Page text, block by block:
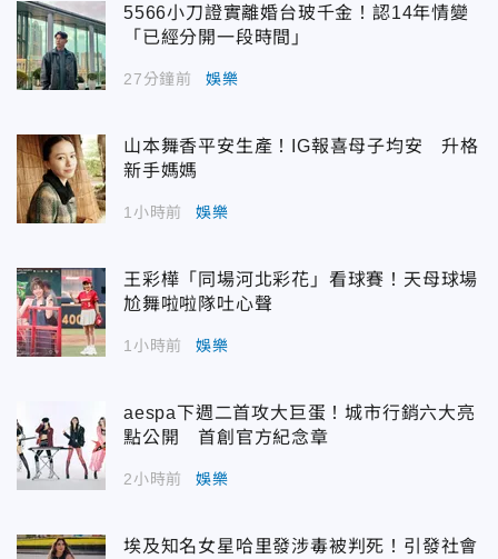
5566小刀證實離婚台玻千金！認14年情變
「已經分開一段時間」
27分鐘前 娛樂
山本舞香平安生產！IG報喜母子均安 升格
新手媽媽
1小時前 娛樂
王彩樺「同場河北彩花」看球賽！天母球場
尬舞啦啦隊吐心聲
1小時前 娛樂
aespa下週二首攻大巨蛋！城市行銷六大亮
點公開 首創官方紀念章
2小時前 娛樂
埃及知名女星哈里發涉毒被判死！引發社會